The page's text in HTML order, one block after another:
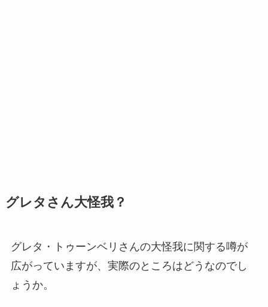
グレタさん大怪我？
グレタ・トゥーンベリさんの大怪我に関する噂が
広がっていますが、実際のところはどうなのでし
ょうか。